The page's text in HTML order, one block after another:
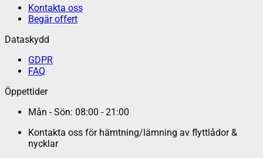
Kontakta oss
Begär offert
Dataskydd
GDPR
FAQ
Öppettider
Mån - Sön: 08:00 - 21:00
Kontakta oss för hämtning/lämning av flyttlådor &
nycklar